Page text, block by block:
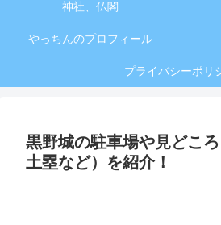
神社、仏閣
やっちんのプロフィール
プライバシーポリ
黒野城の駐車場や見どころ
土塁など）を紹介！